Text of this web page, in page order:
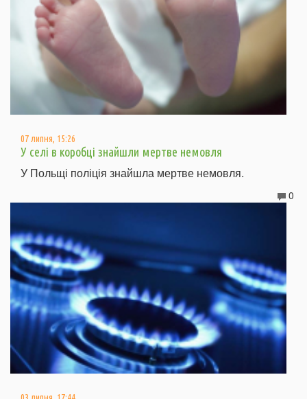
07 липня, 15:26
У селі в коробці знайшли мертве немовля
У Польщі поліція знайшла мертве немовля.
0